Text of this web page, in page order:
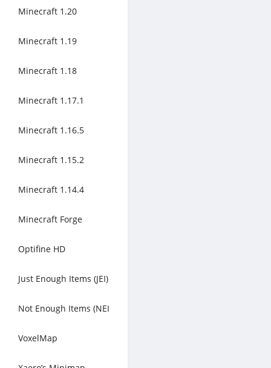
Minecraft 1.20
Minecraft 1.19
Minecraft 1.18
Minecraft 1.17.1
Minecraft 1.16.5
Minecraft 1.15.2
Minecraft 1.14.4
Minecraft Forge
Optifine HD
Just Enough Items (JEI)
Not Enough Items (NEI
VoxelMap